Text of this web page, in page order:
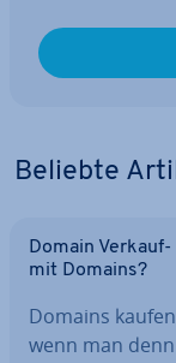
Beliebte
Domain
mit Domains?
Domains
wenn man